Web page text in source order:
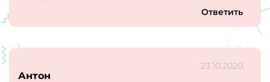
Ответить
23.10.2020
Антон